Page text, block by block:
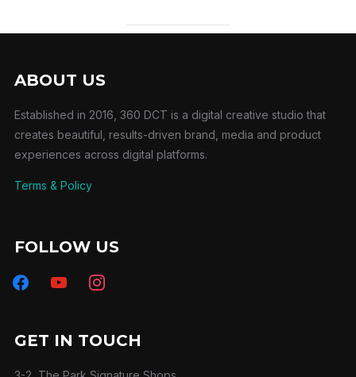
ABOUT US
Established in 2016, 360 DCT is a digital creative studio that
creates beautiful, results-driven brand, media and product
experiences across digital platforms.
Terms & Policy
FOLLOW US
facebookyoutube instagram
GET IN TOUCH